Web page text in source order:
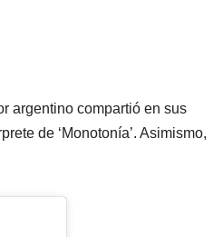
argentino compartió en sus
de ‘Monotonía’. Asimismo,